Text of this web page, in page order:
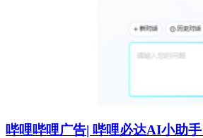
哔哩哔哩广告| 哔哩必达AI小助手